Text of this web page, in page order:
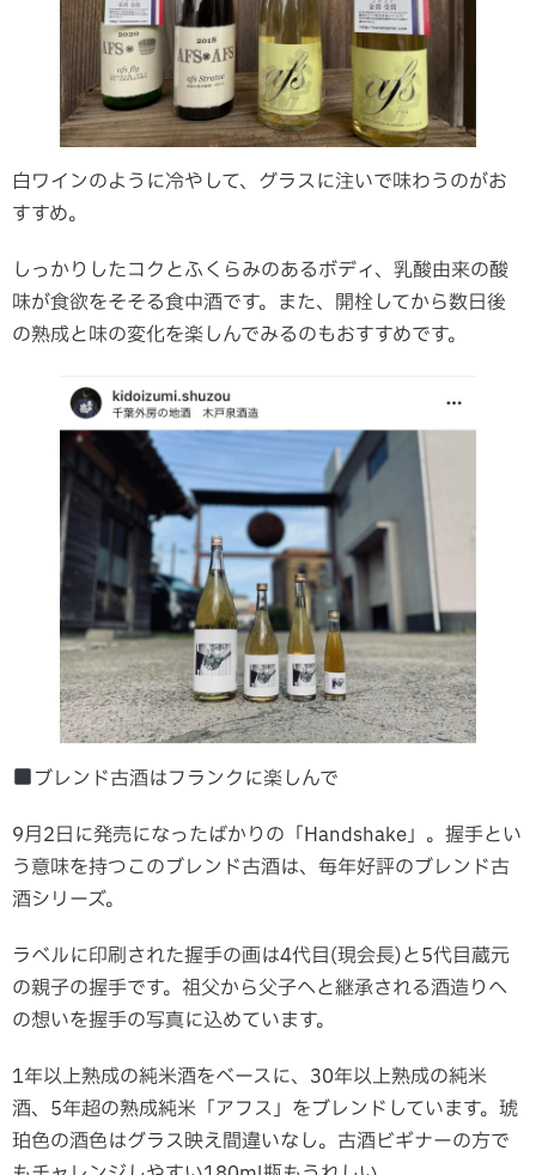
白ワインのように冷やして、グラスに注いで味わうのがお
すすめ。
しっかりしたコクとふくらみのあるボディ、乳酸由来の酸
味が食欲をそそる食中酒です。また、開栓してから数日後
の熟成と味の変化を楽しんでみるのもおすすめです。
ブレンド古酒はフランクに楽しんで
9月2日に発売になったばかりの「Handshake」。握手とい
う意味を持つこのブレンド古酒は、毎年好評のブレンド古
酒シリーズ。
ラベルに印刷された握手の画は4代目(現会長)と5代目蔵元
の親子の握手です。祖父から父子へと継承される酒造りへ
の想いを握手の写真に込めています。
1年以上熟成の純米酒をベースに、30年以上熟成の純米
酒、5年超の熟成純米「アフス」をブレンドしています。琥
珀色の酒色はグラス映え間違いなし。古酒ビギナーの方で